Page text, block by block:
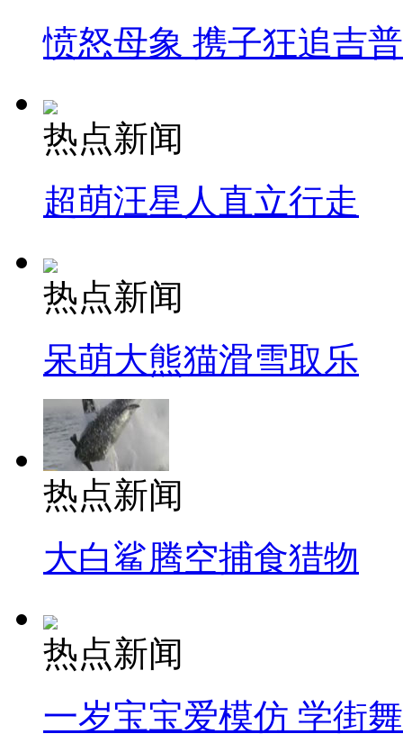
愤怒母象 携子狂追吉
热点新闻
超萌汪星人直立行走
热点新闻
呆萌大熊猫滑雪取乐
热点新闻
大白鲨腾空捕食猎物
热点新闻
一岁宝宝爱模仿 学街